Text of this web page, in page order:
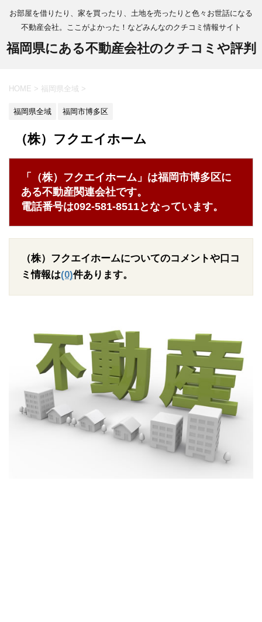
お部屋を借りたり、家を買ったり、土地を売ったりと色々お世話になる
不動産会社。ここがよかった！などみんなのクチコミ情報サイト
福岡県にある不動産会社のクチコミや評判
HOME > 福岡県全域 >
福岡県全域 福岡市博多区
（株）フクエイホーム
「（株）フクエイホーム」は福岡市博多区に
ある不動産関連会社です。
電話番号は092-581-8511となっています。
（株）フクエイホームについてのコメントや口コ
ミ情報は(0)件あります。